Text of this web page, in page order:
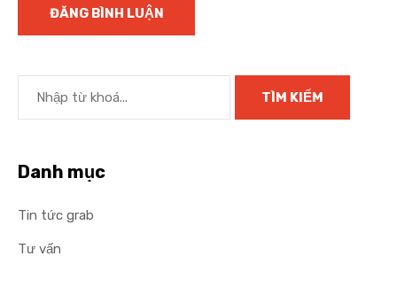
Danh mục
Tin tức grab
Tư vấn